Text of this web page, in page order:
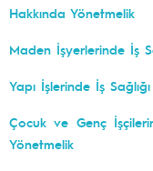
Hakkında Yönetmelik
Maden İşyerlerinde İş
Yapı İşlerinde İş
Çocuk ve Genç
Yönetmelik